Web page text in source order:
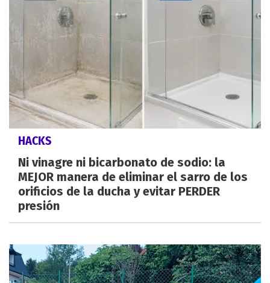
HACKS
Ni vinagre ni bicarbonato de sodio: la
MEJOR manera de eliminar el sarro de los
orificios de la ducha y evitar PERDER
presión